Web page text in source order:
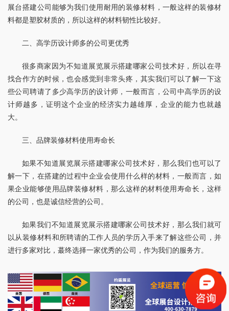
展台搭建公司能够为我们使用耐用的装修材料，一般这样的装修材
料都是塑胶材质的，所以这样的材料韧性比较好。
二、高学历设计师多的公司更优秀
很多商家因为不知道展览展示搭建哪家公司技术好，所以在寻
找合作方的时候，也会感觉到非常头疼，其实我们可以了解一下这
些公司聘请了多少高学历的设计师，一般而言，公司中高学历的设
计师越多，证明这个企业的经济实力越雄厚，企业的能力也就越
大。
三、品牌装修材料使用寿命长
如果不知道展览展示搭建哪家公司技术好，那么我们也可以了
解一下，在搭建的过程中企业会使用什么样的材料，一般而言，如
果企业能够使用品牌装修材料，那么这样的材料使用寿命长，这样
的公司，也是诚信经营的公司。
如果我们不知道展览展示搭建哪家公司技术好，那么我们就可
以从装修材料和所聘请的工作人员的学历入手来了解这些公司，并
进行多家对比，蕞终选择一家优秀的公司，作为我们的服务方。